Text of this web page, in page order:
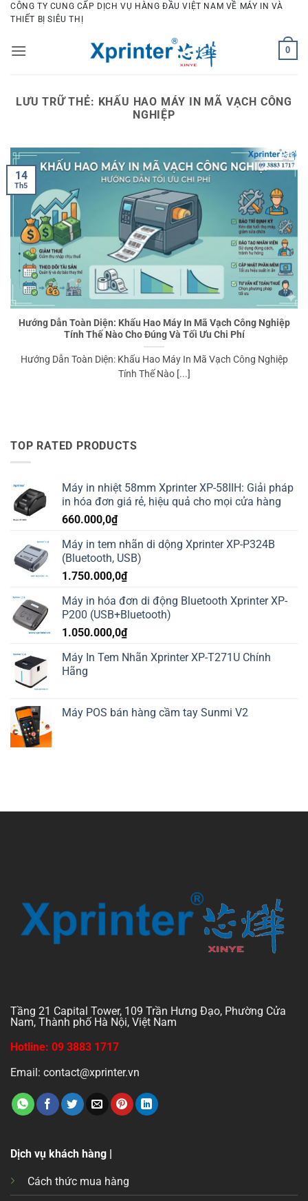
Bỏ
qua
dung
CÔNG TY CUNG CẤP DỊCH VỤ HÀNG ĐẦU VIỆT NAM VỀ MÁY IN VÀ
THIẾT BỊ SIÊU THỊ
0
LƯU TRỮ THẺ: KHẤU HAO MÁY IN MÃ VẠCH CÔNG
NGHIỆP
Hướng Dẫn Toàn Diện: Khấu Hao Máy In Mã Vạch Công Nghiệp
Tính Thế Nào Cho Đúng Và Tối Ưu Chi Phí
Hướng Dẫn Toàn Diện: Khấu Hao Máy In Mã Vạch Công Nghiệp
Tính Thế Nào [...]
14
Th5
TOP RATED PRODUCTS
Máy in nhiệt 58mm Xprinter XP-58IIH: Giải pháp
in hóa đơn giá rẻ, hiệu quả cho mọi cửa hàng
660.000,0₫
Máy in tem nhãn di dộng Xprinter XP-P324B
(Bluetooth, USB)
1.750.000,0₫
Máy in hóa đơn di động Bluetooth Xprinter XP-
P200 (USB+Bluetooth)
1.050.000,0₫
Máy In Tem Nhãn Xprinter XP-T271U Chính
Hãng
Máy POS bán hàng cầm tay Sunmi V2
Tầng 21 Capital Tower, 109 Trần Hưng Đạo, Phường Cửa
Nam, Thành phố Hà Nội, Việt Nam
Hotline: 09 3883 1717
Email: contact@xprinter.vn
Dịch vụ khách hàng |
Cách thức mua hàng